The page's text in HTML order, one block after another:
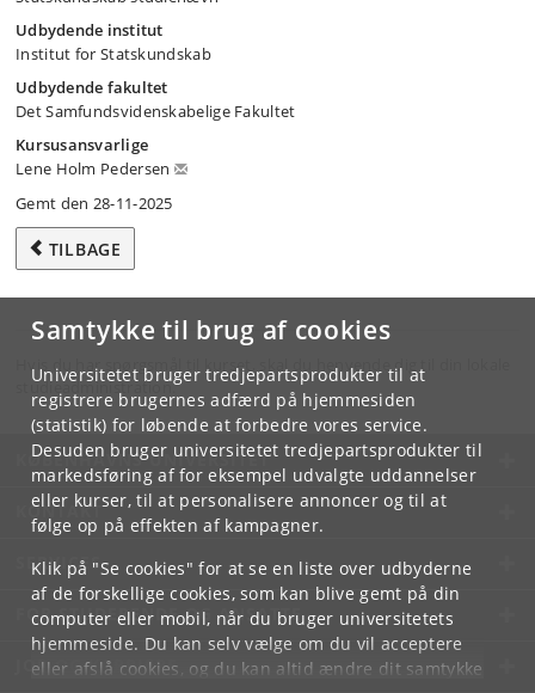
Samtykke til brug af cookies
Universitetet bruger tredjepartsprodukter til at
registrere brugernes adfærd på hjemmesiden
(statistik) for løbende at forbedre vores service.
Desuden bruger universitetet tredjepartsprodukter til
markedsføring af for eksempel udvalgte uddannelser
eller kurser, til at personalisere annoncer og til at
følge op på effekten af kampagner.
Klik på "Se cookies" for at se en liste over udbyderne
af de forskellige cookies, som kan blive gemt på din
computer eller mobil, når du bruger universitetets
hjemmeside. Du kan selv vælge om du vil acceptere
eller afslå cookies, og du kan altid ændre dit samtykke
Udbydende institut
Institut for Statskundskab
Udbydende fakultet
Det Samfundsvidenskabelige Fakultet
Kursusansvarlige
Lene Holm Pedersen
Gemt den 28-11-2025
TILBAGE
Hvis du har spørgsmål til kurset, skal du henvende dig til din lokale
studieadministration.
KØBENHAVNS UNIVERSITET
KONTAKT
SERVICES
FOR STUDERENDE OG ANSATTE
JOB OG KARRIERE